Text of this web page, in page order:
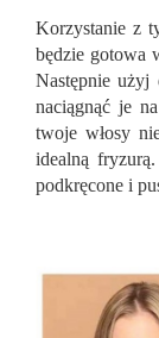
Korzystanie z
będzie gotowa
Następnie użyj
naciągnąć je
twoje włosy
idealną
podkręcone i